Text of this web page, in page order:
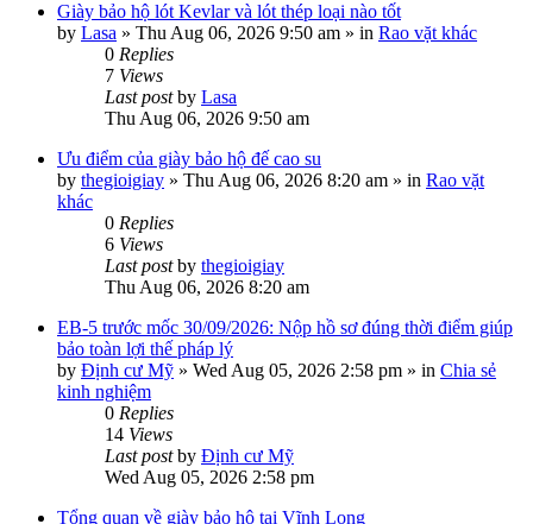
Giày bảo hộ lót Kevlar và lót thép loại nào tốt
by Lasa » Thu Aug 06, 2026 9:50 am » in Rao vặt khác
0 Replies
7 Views
Last postby Lasa
Thu Aug 06, 2026 9:50 am
Ưu điểm của giày bảo hộ đế cao su
by thegioigiay » Thu Aug 06, 2026 8:20 am » in Rao vặt
khác
0 Replies
6 Views
Last postby thegioigiay
Thu Aug 06, 2026 8:20 am
EB-5 trước mốc 30/09/2026: Nộp hồ sơ đúng thời điểm giúp
bảo toàn lợi thế pháp lý
by Định cư Mỹ » Wed Aug 05, 2026 2:58 pm » in Chia sẻ
kinh nghiệm
0 Replies
14 Views
Last postby Định cư Mỹ
Wed Aug 05, 2026 2:58 pm
Tổng quan về giày bảo hộ tại Vĩnh Long